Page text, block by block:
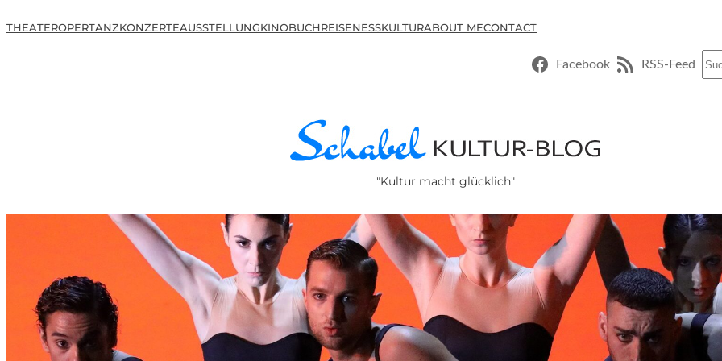
THEATEROPERTANZKONZERTEAUSSTELLUNGKINOBUCHREISENESSKULTURABOUT MECONTACT
Facebook RSS-Feed
"Kultur macht glücklich"